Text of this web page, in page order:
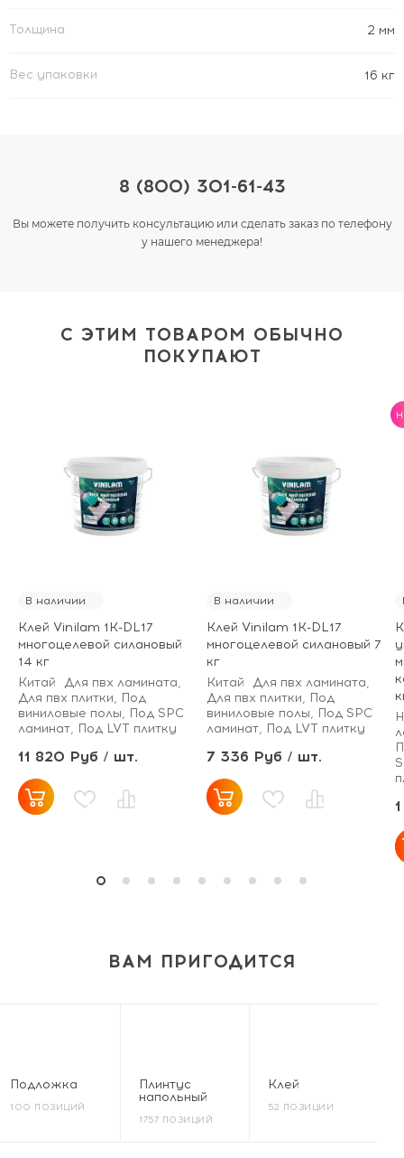
Толщина 2 мм
Вес упаковки 16 кг
8 (800) 301-61-43
Вы можете получить консультацию или сделать заказ по телефону
у нашего менеджера!
С ЭТИМ ТОВАРОМ ОБЫЧНО
ПОКУПАЮТ
В наличии
Клей Vinilam 1K-DL17
многоцелевой силановый
14 кг
Китай
Для пвх ламината,
Для пвх плитки, Под
виниловые полы, Под SPC
ламинат, Под LVT плитку
11 820 Руб / шт.
В наличии
Клей Vinilam 1K-DL17
многоцелевой силановый 7
кг
Китай
Для пвх ламината,
Для пвх плитки, Под
виниловые полы, Под SPC
ламинат, Под LVT плитку
7 336 Руб / шт.
ВАМ ПРИГОДИТСЯ
Подложка
100 ПОЗИЦИЙ
Плинтус
напольный
1757 ПОЗИЦИЙ
Клей
52 ПОЗИЦИИ